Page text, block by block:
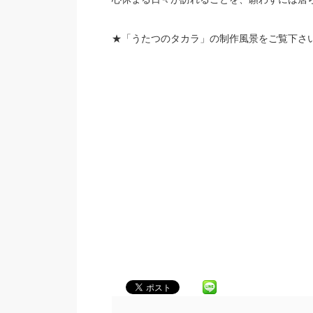
★「うたつのタカラ」の制作風景をご覧下さ